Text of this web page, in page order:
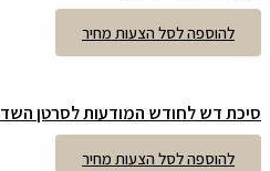
להוספה לסל הצעות מחיר
סיכת דש לחודש המודעות לסרטן השד
להוספה לסל הצעות מחיר